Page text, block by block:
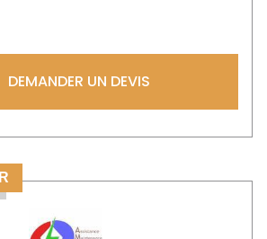
DEMANDER UN DEVIS